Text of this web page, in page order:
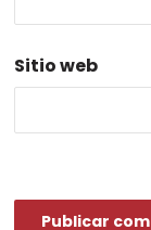
Sitio web